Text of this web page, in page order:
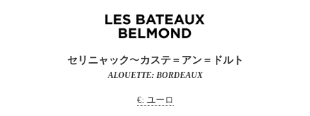
セリニャック〜カステ＝アン＝ドルト
ALOUETTE: BORDEAUX
€: ユーロ